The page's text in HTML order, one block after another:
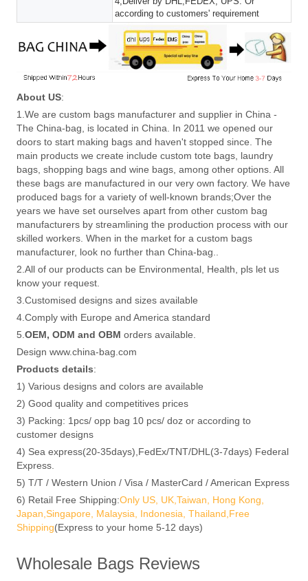
according to customers' requirement
About US:
1.We are custom bags manufacturer and supplier in China -
The China-bag, is located in China. In 2011 we opened our
doors to start making bags and haven't stopped since. The
main products we create include custom tote bags, laundry
bags, shopping bags and wine bags, among other options. All
these bags are manufactured in our very own factory. We have
produced bags for a variety of well-known brands;Over the
years we have set ourselves apart from other custom bag
manufacturers by streamlining the production process with our
skilled workers. When in the market for a custom bags
manufacturer, look no further than China-bag..
2.All of our products can be Environmental, Health, pls let us
know your request.
3.Customised designs and sizes available
4.Comply with Europe and America standard
5. OEM, ODM and OBM orders available.
Design www.china-bag.com
Products details:
1) Various designs and colors are available
2) Good quality and competitives prices
3) Packing: 1pcs/ opp bag 10 pcs/ doz or according to
customer designs
4) Sea express(20-35days),FedEx/TNT/DHL(3-7days) Federal
Express.
5) T/T / Western Union / Visa / MasterCard / American Express
6) Retail Free Shipping:Only US, UK,Taiwan, Hong Kong,
Japan,Singapore, Malaysia, Indonesia, Thailand,Free
Shipping(Express to your home 5-12 days)
Wholesale Bags Reviews